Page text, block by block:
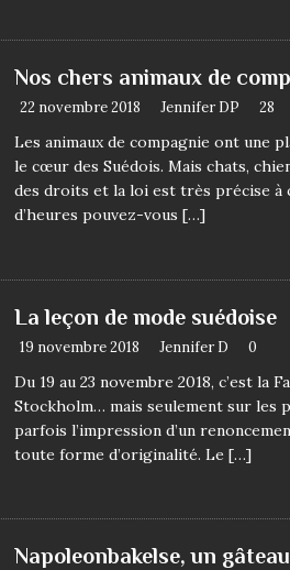
Nos chers animaux de
22 novembre 2018 Jennifer DP 28
Les animaux de compagnie ont une
le cœur des Suédois. Mais chats,
des droits et la loi est très précise à
d’heures pouvez-vous […]
La leçon de mode suédoise
19 novembre 2018 Jennifer D 0
Du 19 au 23 novembre 2018, c’est la
Stockholm… mais seulement sur les
parfois l’impression d’un
toute forme d’originalité. Le […]
Napoleonbakelse, un